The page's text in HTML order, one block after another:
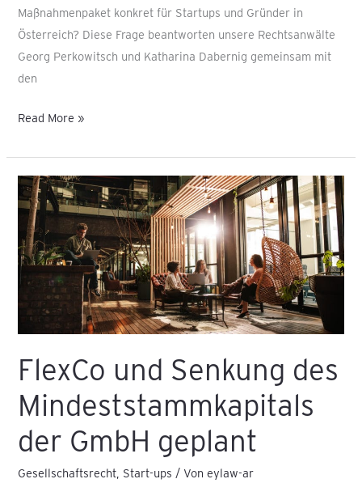
Maßnahmenpaket konkret für Startups und Gründer in
Österreich? Diese Frage beantworten unsere Rechtsanwälte
Georg Perkowitsch und Katharina Dabernig gemeinsam mit
den
Read More »
FlexCo und Senkung des
Mindeststammkapitals
der GmbH geplant
Gesellschaftsrecht, Start-ups / Voneylaw-ar
FlexCo
und
Senkung
des
Mindeststammkapitals
GmbH
geplant